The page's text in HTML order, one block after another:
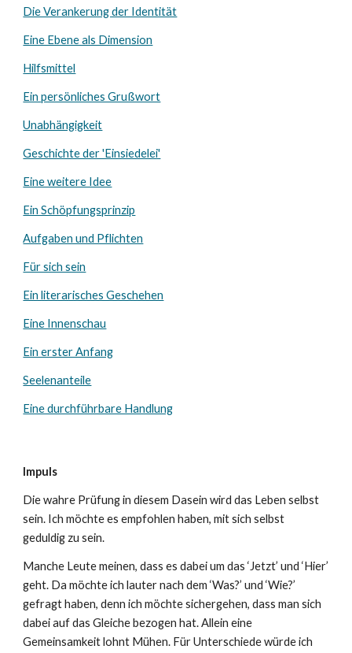
Die Verankerung der Identität
Eine Ebene als Dimension
Hilfsmittel
Ein persönliches Grußwort
Unabhängigkeit
Geschichte der 'Einsiedelei'
Eine weitere Idee
Ein Schöpfungsprinzip
Aufgaben und Pflichten
Für sich sein
Ein literarisches Geschehen
Eine Innenschau
Ein erster Anfang
Seelenanteile
Eine durchführbare Handlung
Impuls
Die wahre Prüfung in diesem Dasein wird das Leben selbst
sein. Ich möchte es empfohlen haben, mit sich selbst
geduldig zu sein.
Manche Leute meinen, dass es dabei um das ‘Jetzt’ und ‘Hier’
geht. Da möchte ich lauter nach dem ‘Was?’ und ‘Wie?’
gefragt haben, denn ich möchte sichergehen, dass man sich
dabei auf das Gleiche bezogen hat. Allein eine
Gemeinsamkeit lohnt Mühen. Für Unterschiede würde ich